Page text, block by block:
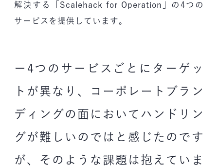
解決する「Scalehack for Operation」の4つの
サービスを提供しています。
ー4つのサービスごとにターゲッ
トが異なり、コーポレートブラン
ディングの面においてハンドリン
グが難しいのではと感じたのです
が、そのような課題は抱えていま